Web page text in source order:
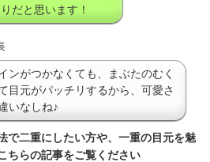
だと思います！
ンがつかなくても、まぶたのむく
目元がパッチリするから、可愛さ
いなしね♪
で二重にしたい方や、一重の目元を魅
ちらの記事をご覧ください